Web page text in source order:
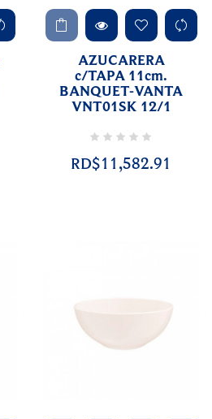
AZUCARERA
c/TAPA 11cm.
BANQUET-VANTA
VNT01SK 12/1
RD$11,582.91